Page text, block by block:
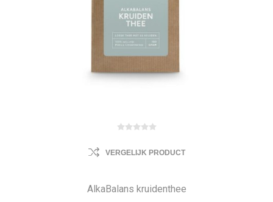
VERGELIJK PRODUCT
AlkaBalans kruidenthee